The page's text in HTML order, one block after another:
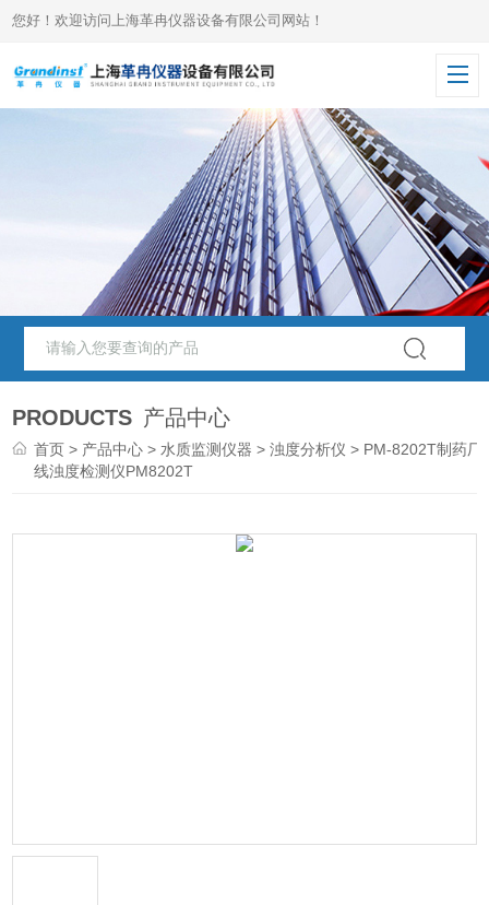
您好！欢迎访问上海革冉仪器设备有限公司网站！
PRODUCTS 产品中心
首页 > 产品中心 > 水质监测仪器 >浊度分析仪 > PM-8202T制药厂
线浊度检测仪PM8202T